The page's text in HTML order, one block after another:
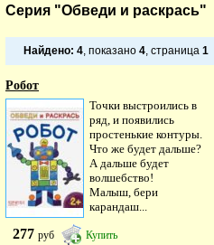
Серия "Обведи и раскрась"
Найдено: 4, показано 4, страница 1
Робот
Точки выстроились в
ряд, и появились
простенькие контуры.
Что же будет дальше?
А дальше будет
волшебство!
Малыш, бери
карандаш...
277 руб Купить